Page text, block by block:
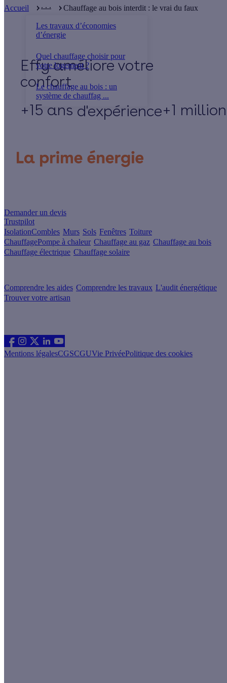
Accueil . . .
Les travaux d’économies
d’énergie
Quel chauffage choisir pour
votre logement ?
Le chauffage au bois : un
système de chauffag ...
Chauffage au bois interdit : le vrai du faux
Effy
+15 ans d'expérience+1
Demander un devis
Trustpilot
IsolationCombles Murs Sols Fenêtres Toiture
ChauffagePompe à chaleur Chauffage au gaz Chauffage au bois
Chauffage électrique Chauffage solaire
Comprendre les aides Comprendre les travaux L'audit énergétique
Trouver votre artisan
Mentions légalesCGSCGUVie PrivéePolitique des cookies